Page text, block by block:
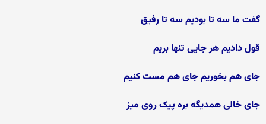
گفت ما سه تا بودیم سه تا رفیق
قول دادیم هر جایی تنها بریم
جای هم بخوریم جای هم مست کنیم
جای خالی همدیگه بره پیک روی میز